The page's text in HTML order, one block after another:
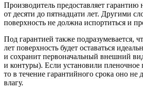
Производитель предоставляет гарантию
от десяти до пятнадцати лет. Другими
поверхность не должна испортиться и
Под гарантией также подразумевается,
лет поверхность будет оставаться
и сохранит первоначальный внешний
и контуры). Если установили пленочное
то в течение гарантийного срока оно не
влагу.